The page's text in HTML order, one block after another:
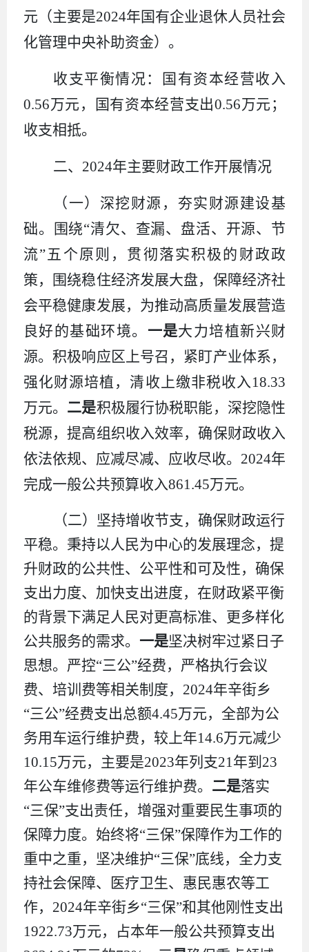
元（主要是2024年国有企业退休人员社会
化管理中央补助资金）。
收支平衡情况： 国有资本经营收入
0.56万元， 国有资本经营支出0.56万元；
收支相抵。
二、 2024年主要财政工作开展情况
（一） 深挖财源 ， 夯实财源建设基
础。
围绕“清欠、查漏、盘活、开源、节
流”五个原则，贯彻落实积极的财政政
策，围绕稳住经济发展大盘，保障经济社
会平稳健康发展，为推动高质量发展营造
良好的基础环境。 一是大力培植新兴财
源。积极响应区上号召，紧盯产业体系，
强化财源培植， 清收上缴非税收入 18.33
万元。 二是积极履行协税职能，深挖隐性
税源，提高组织收入效率，确保财政收入
依法依规、应减尽减、应收尽收。 2024年
完成一般公共预算收入861.45万元。
（二）坚持增收节支，确保财政运行
平稳。 秉持以人民为中心的发展理念，提
升财政的公共性、公平性和可及性，确保
支出力度、加快支出进度，在财政紧平衡
的背景下满足人民对更高标准、更多样化
公共服务的需求。 一是坚决树牢过紧日子
思想。 严控“三公”经费，严格执行会议
费、培训费等相关制度， 2024年辛街乡
“三公”经费支出总额4.45万元，全部为公
务用车运行维护费，较上年14.6万元减少
10.15万元，主要是2023年列支21 年到 23
年公车维修费等运行维护费。 二是落实
“三保”支出责任，增强对重要民生事项的
保障力度。始终将“三保”保障作为工作的
重中之重，坚决维护“三保”底线，全力支
持社会保障、医疗卫生、惠民惠农等工
作， 2024年辛街乡“三保”和其他刚性支出
1922.73万元，占本年一般公共预算支出